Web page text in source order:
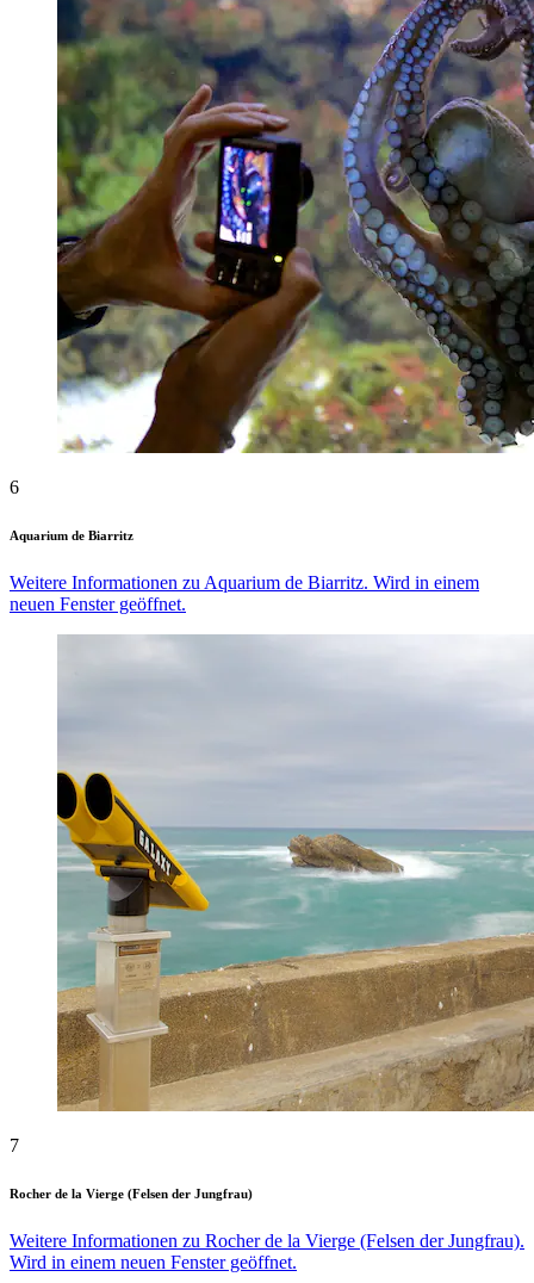
6
Aquarium de Biarritz
Weitere Informationen zu Aquarium de Biarritz. Wird in einem
neuen Fenster geöffnet.
7
Rocher de la Vierge (Felsen der Jungfrau)
Weitere Informationen zu Rocher de la Vierge (Felsen der Jungfrau).
Wird in einem neuen Fenster geöffnet.